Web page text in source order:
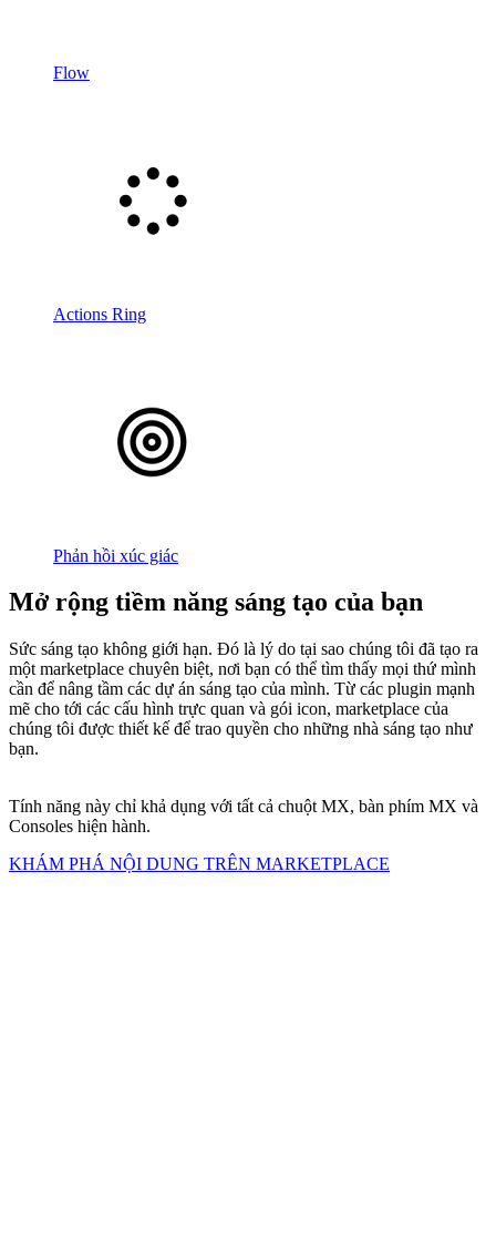
Flow
Actions Ring
Phản hồi xúc giác
Mở rộng tiềm năng sáng tạo của bạn
Sức sáng tạo không giới hạn. Đó là lý do tại sao chúng tôi đã tạo ra
một marketplace chuyên biệt, nơi bạn có thể tìm thấy mọi thứ mình
cần để nâng tầm các dự án sáng tạo của mình. Từ các plugin mạnh
mẽ cho tới các cấu hình trực quan và gói icon, marketplace của
chúng tôi được thiết kế để trao quyền cho những nhà sáng tạo như
bạn.
Tính năng này chỉ khả dụng với tất cả chuột MX, bàn phím MX và
Consoles hiện hành.
KHÁM PHÁ NỘI DUNG TRÊN MARKETPLACE